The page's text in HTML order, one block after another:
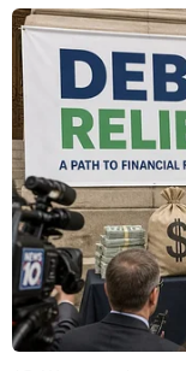
khẩn trương
bản để xử lý
Theo đó, chiều
Công văn số
Sở Giáo dục
hành với nội
sinh phổ thông,
dục thường
nghỉ học sau
ngày 28/2/